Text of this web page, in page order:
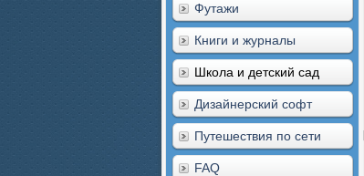
Футажи
Книги и журналы
Школа и детский сад
Дизайнерский софт
Путешествия по сети
FAQ